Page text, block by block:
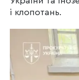
і клопотань.